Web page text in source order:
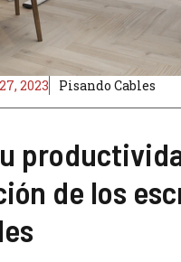
2023 Pisando Cables
de los